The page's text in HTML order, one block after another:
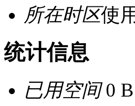
所在时区使
统计信息
已用空间0 B